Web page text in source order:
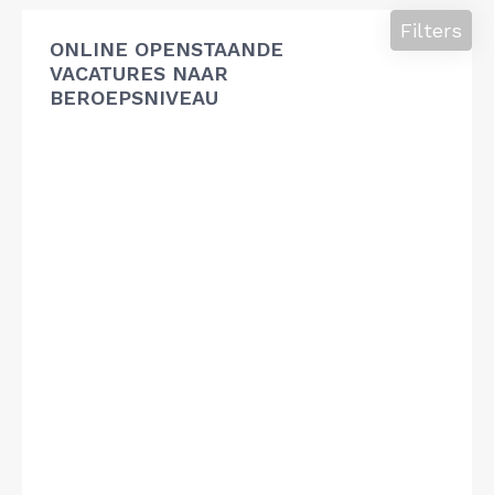
ONLINE OPENSTAANDE
VACATURES NAAR
BEROEPSNIVEAU
Filters